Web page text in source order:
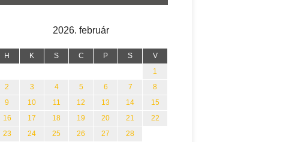
2026. február
H K S C P S V
1
2
3 4 5 6 7
8
9
10 11 12 13 14
15
16
17 18 19 20 21
22
23
24 25 26 27 28